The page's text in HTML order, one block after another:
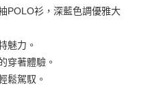
POLO衫，深藍色調優雅大
魅力。
穿著體驗。
鬆駕馭。